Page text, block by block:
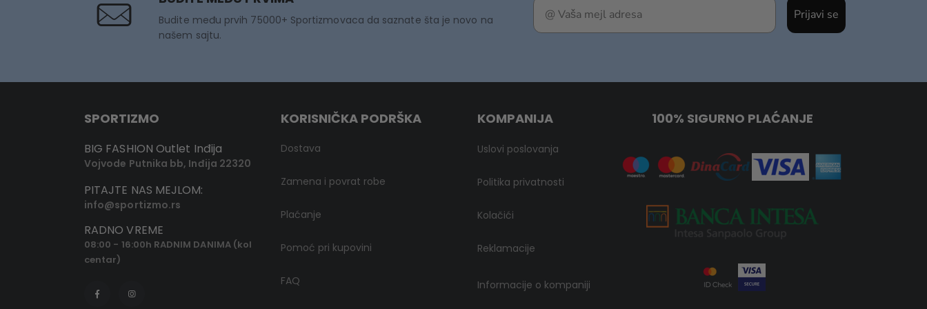
Prijavi se
Budite među prvih 75000+ Sportizmovaca da saznate šta je novo na
našem sajtu.
SPORTIZMO
BIG FASHION Outlet Inđija
Vojvode Putnika bb, Inđija 22320
PITAJTE NAS MEJLOM:
info@sportizmo.rs
RADNO VREME
08:00 - 16:00h RADNIM DANIMA (kol
centar)
KORISNIČKA PODRŠKA
Dostava
Zamena i povrat robe
Plaćanje
Pomoć pri kupovini
FAQ
KOMPANIJA
Uslovi poslovanja
Politika privatnosti
Kolačići
Reklamacije
Informacije o kompaniji
100% SIGURNO PLAĆANJE